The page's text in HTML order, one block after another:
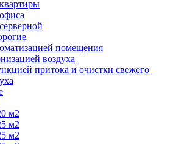
помещения
воздуха
притока и очистки свежего
м2
м2
м2